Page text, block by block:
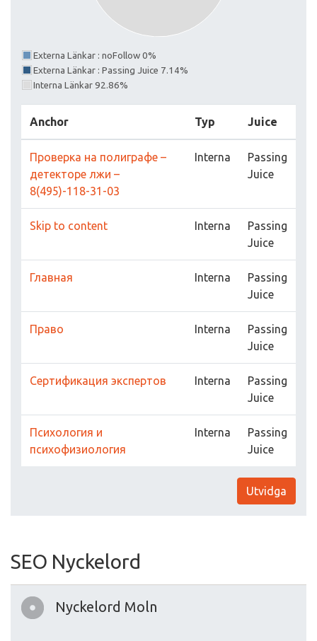
Externa Länkar : noFollow 0%
Externa Länkar : Passing Juice 7.14%
Interna Länkar 92.86%
Anchor Typ Juice
Проверка на полиграфе –
детекторе лжи –
8(495)-118-31-03
Interna
Passing
Juice
Skip to content Interna
Passing
Juice
Главная Interna
Passing
Juice
Право Interna
Passing
Juice
Сертификация экспертов Interna
Passing
Juice
Психология и
психофизиология
Interna
Passing
Juice
Utvidga
SEO Nyckelord
Nyckelord Moln